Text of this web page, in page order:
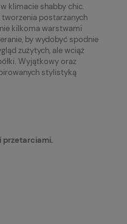
klimacie shabby chic.
postarzanych
kilkoma warstwami
by wydobyć spodnie
zużytych, ale wciąż
Wyjątkowy oraz
stylistyką
przetarciami.